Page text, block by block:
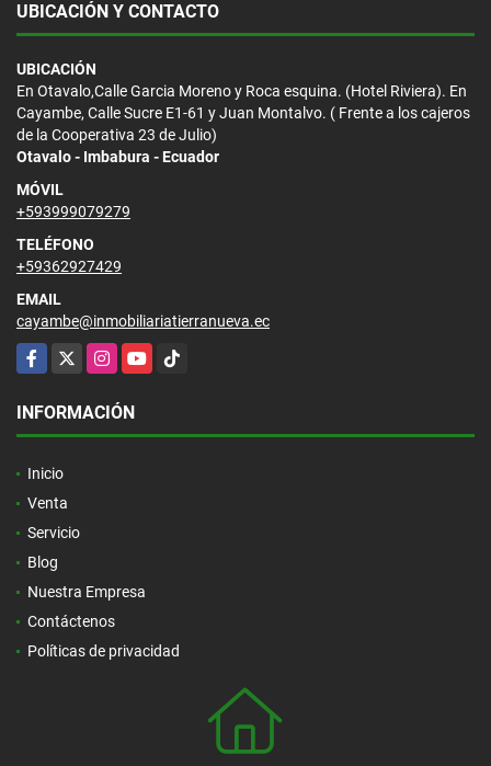
UBICACIÓN Y CONTACTO
UBICACIÓN
En Otavalo,Calle Garcia Moreno y Roca esquina. (Hotel Riviera). En
Cayambe, Calle Sucre E1-61 y Juan Montalvo. ( Frente a los cajeros
de la Cooperativa 23 de Julio)
Otavalo - Imbabura - Ecuador
MÓVIL
+593999079279
TELÉFONO
+59362927429
EMAIL
cayambe@inmobiliariatierranueva.ec
Facebook
X InstagramYouTubeTikTok
INFORMACIÓN
Inicio
Venta
Servicio
Blog
Nuestra Empresa
Contáctenos
Políticas de privacidad